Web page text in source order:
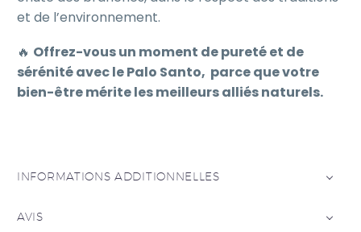
et de l’environnement.
🔥 Offrez-vous un moment de pureté et de
sérénité avec le Palo Santo, parce que votre
bien-être mérite les meilleurs alliés naturels.
INFORMATIONS ADDITIONNELLES
AVIS